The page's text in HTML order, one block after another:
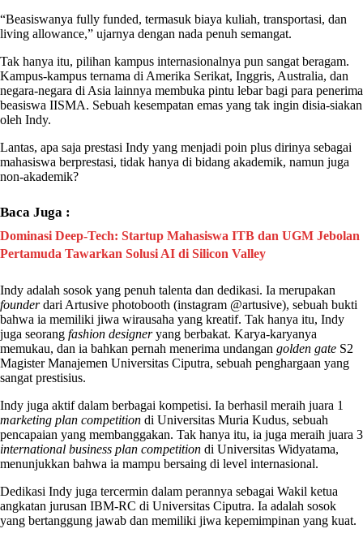
“Beasiswanya fully funded, termasuk biaya kuliah, transportasi, dan
living allowance,” ujarnya dengan nada penuh semangat.
Tak hanya itu, pilihan kampus internasionalnya pun sangat beragam.
Kampus-kampus ternama di Amerika Serikat, Inggris, Australia, dan
negara-negara di Asia lainnya membuka pintu lebar bagi para penerima
beasiswa IISMA. Sebuah kesempatan emas yang tak ingin disia-siakan
oleh Indy.
Lantas, apa saja prestasi Indy yang menjadi poin plus dirinya sebagai
mahasiswa berprestasi, tidak hanya di bidang akademik, namun juga
non-akademik?
Baca Juga :
Dominasi Deep-Tech: Startup Mahasiswa ITB dan UGM Jebolan
Pertamuda Tawarkan Solusi AI di Silicon Valley
Indy adalah sosok yang penuh talenta dan dedikasi. Ia merupakan
founderdari Artusive photobooth (instagram @artusive), sebuah bukti
bahwa ia memiliki jiwa wirausaha yang kreatif. Tak hanya itu, Indy
juga seorang fashion designeryang berbakat. Karya-karyanya
memukau, dan ia bahkan pernah menerima undangan golden gate S2
Magister Manajemen Universitas Ciputra, sebuah penghargaan yang
sangat prestisius.
Indy juga aktif dalam berbagai kompetisi. Ia berhasil meraih juara 1
marketing plan competition di Universitas Muria Kudus, sebuah
pencapaian yang membanggakan. Tak hanya itu, ia juga meraih juara 3
international business plan competition di Universitas Widyatama,
menunjukkan bahwa ia mampu bersaing di level internasional.
Dedikasi Indy juga tercermin dalam perannya sebagai Wakil ketua
angkatan jurusan IBM-RC di Universitas Ciputra. Ia adalah sosok
yang bertanggung jawab dan memiliki jiwa kepemimpinan yang kuat.